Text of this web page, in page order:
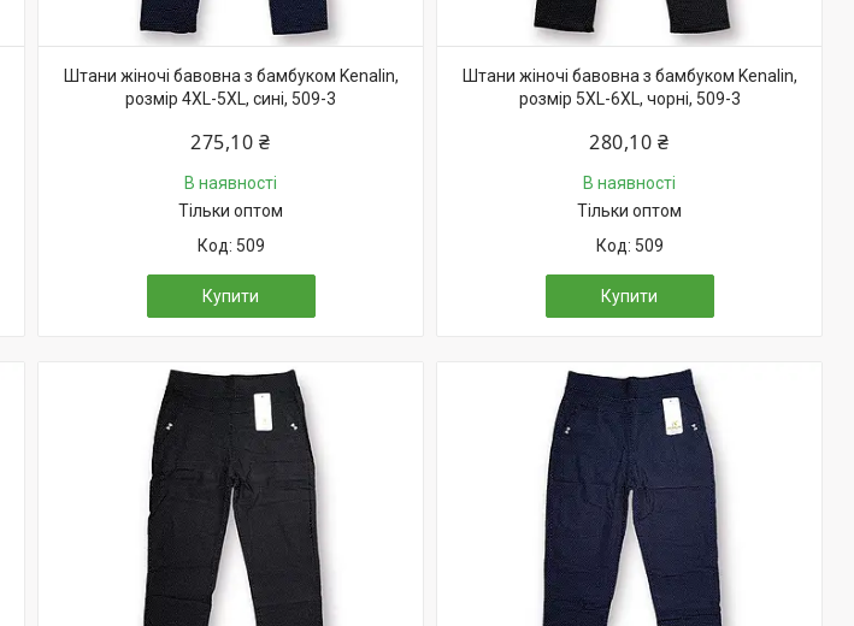
Штани жіночі бавовна з бамбуком Kenalin,
розмір 4XL-5XL, сині, 509-3
275,10 ₴
В наявності
Тільки оптом
509
Купити
Штани жіночі бавовна з бамбуком Kenalin,
розмір 5XL-6XL, чорні, 509-3
280,10 ₴
В наявності
Тільки оптом
509
Купити